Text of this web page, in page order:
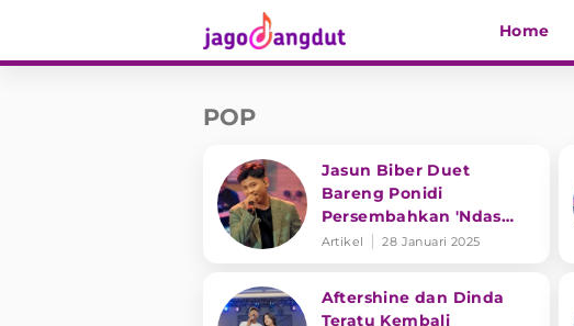
Home
POP
Jasun Biber Duet
Bareng Ponidi
Persembahkan 'Ndas
Gerih', Lagu Karya
Artikel 28 Januari 2025
Aftershine dan Dinda
Teratu Kembali